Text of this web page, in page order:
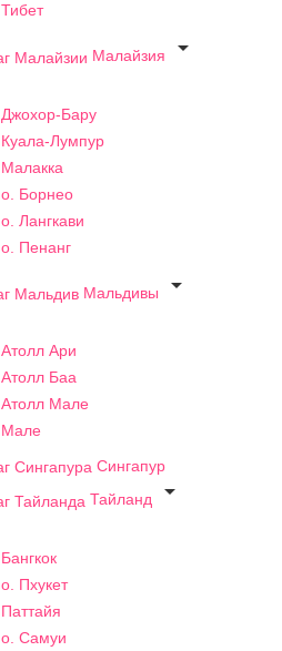
Тибет
Малайзия

Джохор-Бару
Куала-Лумпур
Малакка
о. Борнео
о. Лангкави
о. Пенанг
Мальдивы

Атолл Ари
Атолл Баа
Атолл Мале
Мале
Сингапур
Тайланд

Бангкок
о. Пхукет
Паттайя
о. Самуи